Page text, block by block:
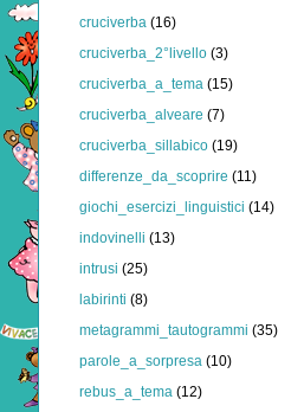
cruciverba (16)
cruciverba_2°livello (3)
cruciverba_a_tema (15)
cruciverba_alveare (7)
cruciverba_sillabico (19)
differenze_da_scoprire (11)
giochi_esercizi_linguistici (14)
indovinelli (13)
intrusi (25)
labirinti (8)
metagrammi_tautogrammi (35)
parole_a_sorpresa (10)
rebus_a_tema (12)